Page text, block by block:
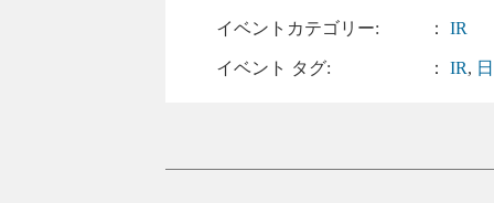
イベントカテゴリー: ：IR
イベント タグ: ：IR,